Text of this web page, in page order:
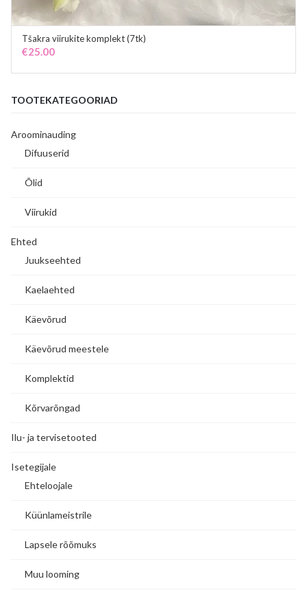
ADD TO CART
Tšakra viirukite komplekt (7tk)
€25.00
TOOTEKATEGOORIAD
Aroominauding
Difuuserid
Õlid
Viirukid
Ehted
Juukseehted
Kaelaehted
Käevõrud
Käevõrud meestele
Komplektid
Kõrvarõngad
Ilu- ja tervisetooted
Isetegijale
Ehteloojale
Küünlameistrile
Lapsele rõõmuks
Muu looming